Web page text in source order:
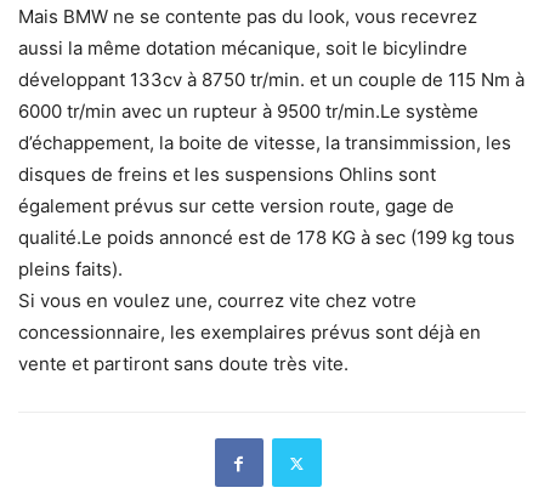
Mais BMW ne se contente pas du look, vous recevrez
aussi la même dotation mécanique, soit le bicylindre
développant 133cv à 8750 tr/min. et un couple de 115 Nm à
6000 tr/min avec un rupteur à 9500 tr/min.Le système
d’échappement, la boite de vitesse, la transimmission, les
disques de freins et les suspensions Ohlins sont
également prévus sur cette version route, gage de
qualité.Le poids annoncé est de 178 KG à sec (199 kg tous
pleins faits).
Si vous en voulez une, courrez vite chez votre
concessionnaire, les exemplaires prévus sont déjà en
vente et partiront sans doute très vite.